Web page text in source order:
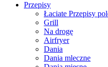
Przepisy
Łaciate Przepisy
Grill
Na drogę
Airfryer
Dania
Dania mleczne